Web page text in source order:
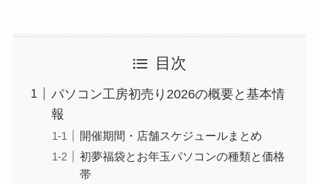
目次
パソコン工房初売り2026の概要と基本情
報
開催期間・店舗スケジュールまとめ
初夢福袋とお年玉パソコンの種類と価格
帯